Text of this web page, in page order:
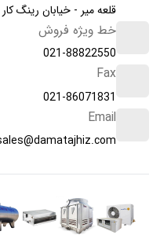
قلعه میر - خیابان رینگ کار
خط ویژه فروش
021-88822550
Fax
021-86071831
Email